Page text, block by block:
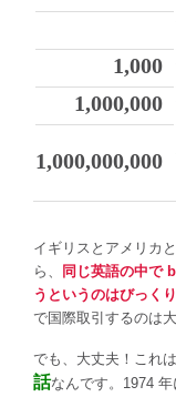
1,000
1,000,000
1,000,000,000
イギリスとアメリカ
ら、
同じ英語の中で
うというのはびっく
で国際取引するのは大
でも、大丈夫！これ
話なんです。1974